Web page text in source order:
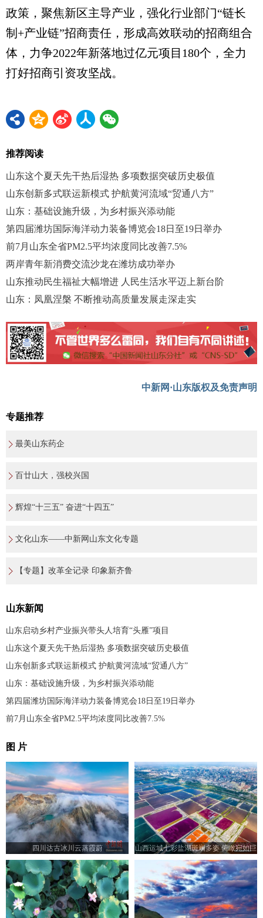
政策，聚焦新区主导产业，强化行业部门“链长
制+产业链”招商责任，形成高效联动的招商组合
体，力争2022年新落地过亿元项目180个，全力
打好招商引资攻坚战。
推荐阅读
山东这个夏天先干热后湿热 多项数据突破历史极值
山东创新多式联运新模式 护航黄河流域“贸通八方”
山东：基础设施升级，为乡村振兴添动能
第四届潍坊国际海洋动力装备博览会18日至19日举办
前7月山东全省PM2.5平均浓度同比改善7.5%
两岸青年新消费交流沙龙在潍坊成功举办
山东推动民生福祉大幅增进 人民生活水平迈上新台阶
山东：凤凰涅槃 不断推动高质量发展走深走实
中新网·山东版权及免责声明
专题推荐
最美山东药企
百廿山大，强校兴国
辉煌“十三五” 奋进“十四五”
文化山东——中新网山东文化专题
【专题】改革全记录 印象新齐鲁
山东新闻
山东启动乡村产业振兴带头人培育“头雁”项目
山东这个夏天先干热后湿热 多项数据突破历史极值
山东创新多式联运新模式 护航黄河流域“贸通八方”
山东：基础设施升级，为乡村振兴添动能
第四届潍坊国际海洋动力装备博览会18日至19日举办
前7月山东全省PM2.5平均浓度同比改善7.5%
图 片
四川达古冰川云蒸霞蔚
山西运城七彩盐湖斑斓多姿 俯瞰宛如巨
型调色板